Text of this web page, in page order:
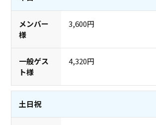
3,600円
4,320円
土日祝